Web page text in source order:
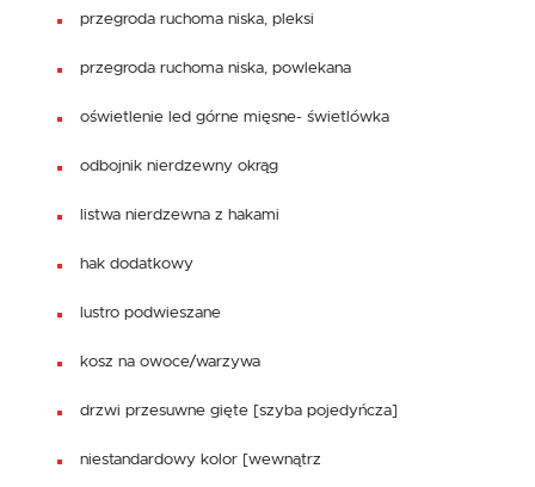
przegroda ruchoma niska, pleksi
przegroda ruchoma niska, powlekana
oświetlenie led górne mięsne- świetlówka
odbojnik nierdzewny okrąg
listwa nierdzewna z hakami
hak dodatkowy
lustro podwieszane
kosz na owoce/warzywa
drzwi przesuwne gięte [szyba pojedyńcza]
niestandardowy kolor [wewnątrz